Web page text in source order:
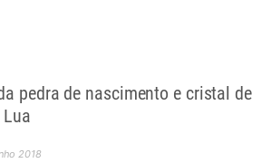
pedra de nascimento e cristal de
2018